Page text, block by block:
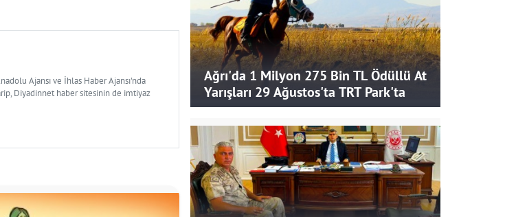
Ajansı ve İhlas Haber Ajansı'nda
Diyadinnet haber sitesinin de imtiyaz
Ağrı'da 1 Milyon 275 Bin TL Ödüllü At
Yarışları 29 Ağustos'ta TRT Park'ta